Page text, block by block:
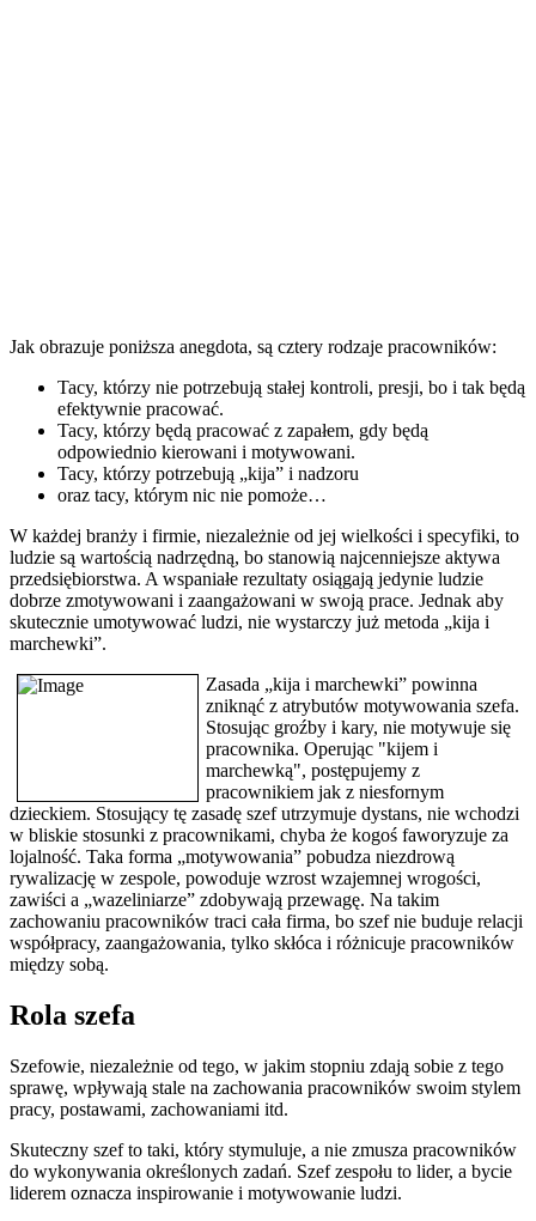
Jak obrazuje poniższa anegdota, są cztery rodzaje pracowników:
Tacy, którzy nie potrzebują stałej kontroli, presji, bo i tak będą
efektywnie pracować.
Tacy, którzy będą pracować z zapałem, gdy będą
odpowiednio kierowani i motywowani.
Tacy, którzy potrzebują „kija” i nadzoru
oraz tacy, którym nic nie pomoże…
W każdej branży i firmie, niezależnie od jej wielkości i specyfiki, to
ludzie są wartością nadrzędną, bo stanowią najcenniejsze aktywa
przedsiębiorstwa. A wspaniałe rezultaty osiągają jedynie ludzie
dobrze zmotywowani i zaangażowani w swoją prace. Jednak aby
skutecznie umotywować ludzi, nie wystarczy już metoda „kija i
marchewki”.
Zasada „kija i marchewki” powinna
zniknąć z atrybutów motywowania szefa.
Stosując groźby i kary, nie motywuje się
pracownika. Operując "kijem i
marchewką", postępujemy z
pracownikiem jak z niesfornym
dzieckiem. Stosujący tę zasadę szef utrzymuje dystans, nie wchodzi
w bliskie stosunki z pracownikami, chyba że kogoś faworyzuje za
lojalność. Taka forma „motywowania” pobudza niezdrową
rywalizację w zespole, powoduje wzrost wzajemnej wrogości,
zawiści a „wazeliniarze” zdobywają przewagę. Na takim
zachowaniu pracowników traci cała firma, bo szef nie buduje relacji
współpracy, zaangażowania, tylko skłóca i różnicuje pracowników
między sobą.
Rola szefa
Szefowie, niezależnie od tego, w jakim stopniu zdają sobie z tego
sprawę, wpływają stale na zachowania pracowników swoim stylem
pracy, postawami, zachowaniami itd.
Skuteczny szef to taki, który stymuluje, a nie zmusza pracowników
do wykonywania określonych zadań. Szef zespołu to lider, a bycie
liderem oznacza inspirowanie i motywowanie ludzi.